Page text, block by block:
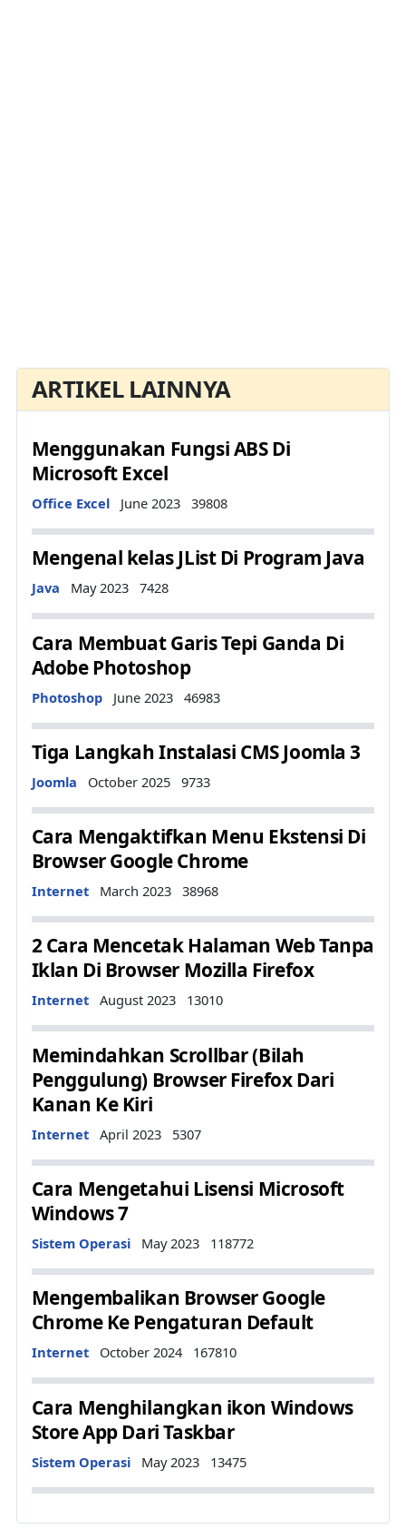
ARTIKEL LAINNYA
Menggunakan Fungsi ABS Di
Microsoft Excel
Details
Office Excel June 2023 39808
Mengenal kelas JList Di Program Java
Details
Java May 2023 7428
Cara Membuat Garis Tepi Ganda Di
Adobe Photoshop
Details
Photoshop June 2023 46983
Tiga Langkah Instalasi CMS Joomla 3
Details
Joomla October 2025 9733
Cara Mengaktifkan Menu Ekstensi Di
Browser Google Chrome
Details
Internet March 2023 38968
2 Cara Mencetak Halaman Web Tanpa
Iklan Di Browser Mozilla Firefox
Details
Internet August 2023 13010
Memindahkan Scrollbar (Bilah
Penggulung) Browser Firefox Dari
Kanan Ke Kiri
Details
Internet April 2023 5307
Cara Mengetahui Lisensi Microsoft
Windows 7
Details
Sistem Operasi May 2023 118772
Mengembalikan Browser Google
Chrome Ke Pengaturan Default
Details
Internet October 2024 167810
Cara Menghilangkan ikon Windows
Store App Dari Taskbar
Details
Sistem Operasi May 2023 13475